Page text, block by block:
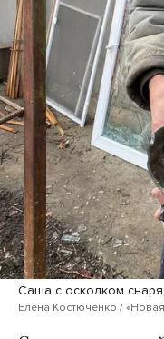
Саша с осколком
Елена Костюченко / «Новая